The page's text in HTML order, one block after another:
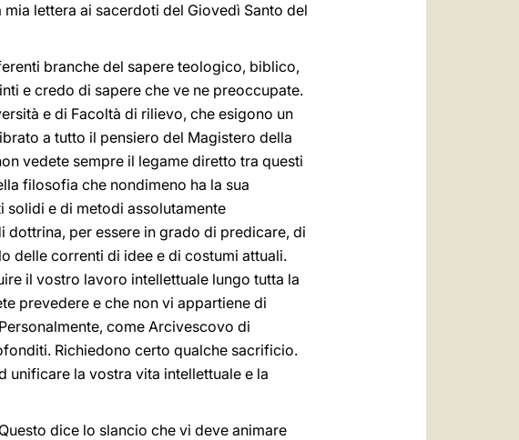
lettera ai sacerdoti del Giovedì Santo del
branche del sapere teologico, biblico,
e credo di sapere che ve ne preoccupate.
e di Facoltà di rilievo, che esigono un
a tutto il pensiero del Magistero della
vedete sempre il legame diretto tra questi
filosofia che nondimeno ha la sua
solidi e di metodi assolutamente
per essere in grado di predicare, di
delle correnti di idee e di costumi attuali.
il vostro lavoro intellettuale lungo tutta la
prevedere e che non vi appartiene di
come Arcivescovo di
Richiedono certo qualche sacrificio.
unificare la vostra vita intellettuale e la
dice lo slancio che vi deve animare